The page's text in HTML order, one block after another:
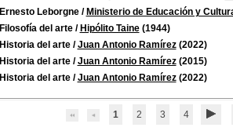
Ernesto Leborgne/ Ministerio de Educación y
Filosofía del arte/ Hipólito Taine(1944)
Historia del arte/Juan Antonio Ramírez(2022)
Historia del arte/Juan Antonio Ramírez(2015)
Historia del arte/Juan Antonio Ramírez(2022)
1 2 3 4